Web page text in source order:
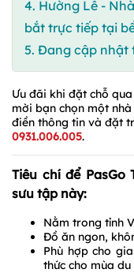
4. Hường Lê -
bắt trực tiếp tại
5. Đang cập nhật
Ưu đãi khi đặt chỗ qua
mời bạn chọn một
điền thông tin và đặt
0931.006.005.
Tiêu chí để
sưu tập này:
Nằm trong tỉnh
Đồ ăn ngon,
Phù hợp cho
thức cho mùa